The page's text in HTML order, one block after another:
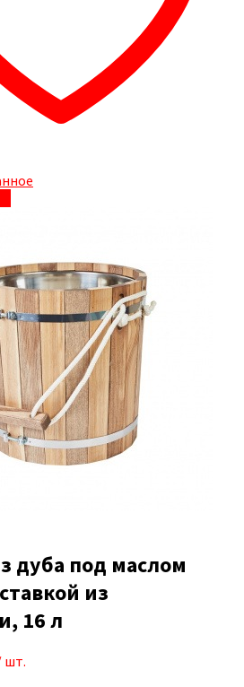
дуба под маслом
из
16 л
шт.